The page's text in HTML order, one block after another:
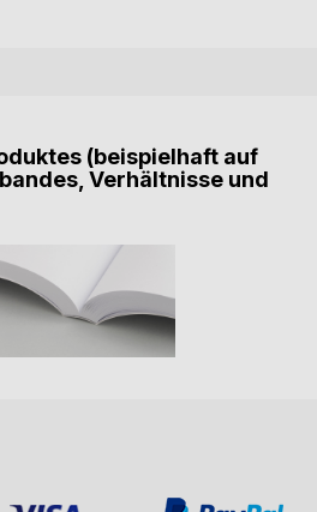
(beispielhaft auf
Verhältnisse und